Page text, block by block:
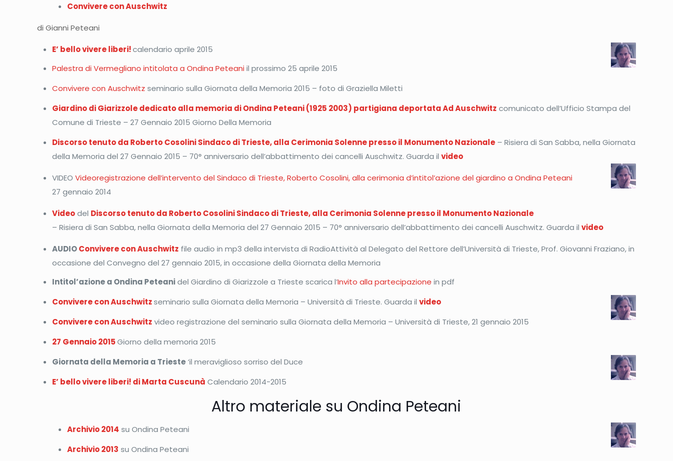
Convivere con Auschwitz
di Gianni Peteani
E’ bello vivere liberi!calendario aprile 2015
Palestra di Vermegliano intitolata a Ondina Peteani il prossimo 25 aprile 2015
Convivere con Auschwitz seminario sulla Giornata della Memoria 2015 – foto di Graziella Miletti
Giardino di Giarizzole dedicato alla memoria di Ondina Peteani (1925 2003) partigiana deportata Ad Auschwitz comunicato dell’Ufficio Stampa del
Comune di Trieste – 27 Gennaio 2015 Giorno Della Memoria
Discorso tenuto da Roberto Cosolini Sindaco di Trieste, alla Cerimonia Solenne presso il Monumento Nazionale – Risiera di San Sabba, nella Giornata
della Memoria del 27 Gennaio 2015 – 70° anniversario dell’abbattimento dei cancelli Auschwitz. Guarda ilvideo
VIDEOVideoregistrazione dell’intervento del Sindaco di Trieste, Roberto Cosolini, alla cerimonia d’intitol’azione del giardino a Ondina Peteani
27 gennaio 2014
Videodel Discorso tenuto da Roberto Cosolini Sindaco di Trieste, alla Cerimonia Solenne presso il Monumento Nazionale
– Risiera di San Sabba, nella Giornata della Memoria del 27 Gennaio 2015 – 70° anniversario dell’abbattimento dei cancelli Auschwitz. Guarda ilvideo
AUDIOConvivere con Auschwitz file audio in mp3 della intervista di RadioAttività al Delegato del Rettore dell’Università di Trieste, Prof. Giovanni Fraziano, in
occasione del Convegno del 27 gennaio 2015, in occasione della Giornata della Memoria
Intitol’azione a Ondina Peteanidel Giardino di Giarizzole a Trieste scarica l’Invito alla partecipazione in pdf
Convivere con Auschwitzseminario sulla Giornata della Memoria – Università di Trieste. Guarda ilvideo
Convivere con Auschwitz video registrazione del seminario sulla Giornata della Memoria – Università di Trieste, 21 gennaio 2015
27 Gennaio 2015Giorno della memoria 2015
Giornata della Memoria a Trieste‘il meraviglioso sorriso del Duce
E’ bello vivere liberi! di Marta Cuscunà Calendario 2014-2015
Altro materiale su Ondina Peteani
Archivio 2014 su Ondina Peteani
Archivio 2013 su Ondina Peteani